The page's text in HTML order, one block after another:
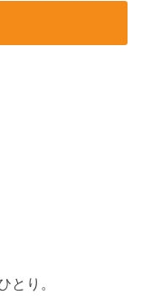
とり。